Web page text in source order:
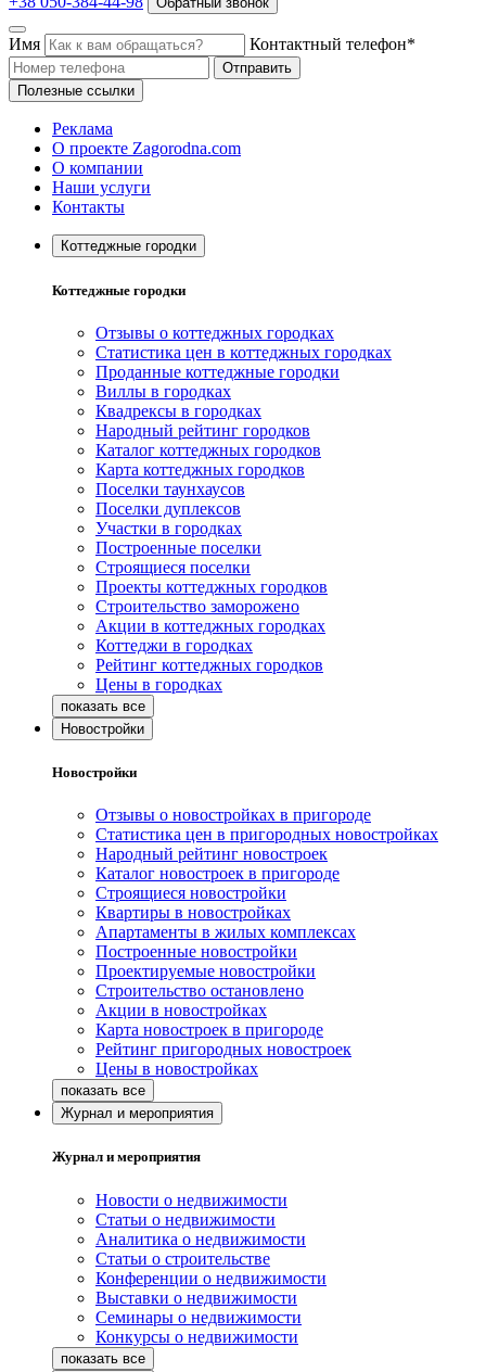
Имя Контактный телефон*
Отправить
Полезные ссылки
Реклама
О проекте Zagorodna.com
О компании
Наши услуги
Контакты
Коттеджные городки
Коттеджные городки
Отзывы о коттеджных городках
Статистика цен в коттеджных городках
Проданные коттеджные городки
Виллы в городках
Квадрексы в городках
Народный рейтинг городков
Каталог коттеджных городков
Карта коттеджных городков
Поселки таунхаусов
Поселки дуплексов
Участки в городках
Построенные поселки
Строящиеся поселки
Проекты коттеджных городков
Строительство заморожено
Акции в коттеджных городках
Коттеджи в городках
Рейтинг коттеджных городков
Цены в городках
Новостройки
Новостройки
Отзывы о новостройках в пригороде
Статистика цен в пригородных новостройках
Народный рейтинг новостроек
Каталог новостроек в пригороде
Строящиеся новостройки
Квартиры в новостройках
Апартаменты в жилых комплексах
Построенные новостройки
Проектируемые новостройки
Строительство остановлено
Акции в новостройках
Карта новостроек в пригороде
Рейтинг пригородных новостроек
Цены в новостройках
Журнал и мероприятия
Журнал и мероприятия
Новости о недвижимости
Статьи о недвижимости
Аналитика о недвижимости
Статьи о строительстве
Конференции о недвижимости
Выставки о недвижимости
Семинары о недвижимости
Конкурсы о недвижимости